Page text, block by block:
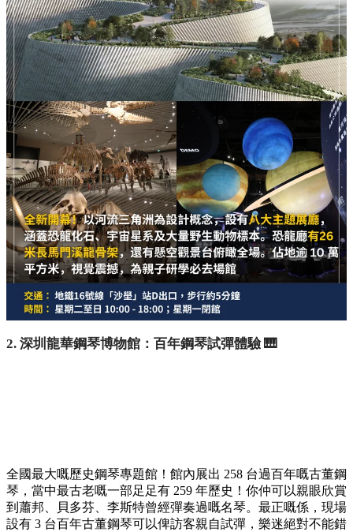
1. 深圳自然博物館：26米恐龍骨架！7月28日新開幕 🦖
今年 7 月 28 日全新開幕嘅超大型展館，佔地逾 10 萬平方米，
視覺超級震撼！建築以河流三角洲為設計概念，設有 8 大主題
展廳，涵蓋恐龍化石、宇宙星系及大量野生動物標本。最矚目
必定係恐龍廳入面一具 26 米長嘅馬門溪龍骨架，仲有懸空觀
景台可以俯瞰全場，絕對係親子研學必去場館！
交通：地鐵 16 號線「沙壆」站 D 出口，步行約 5 分鐘
時間：星期二至日 10:00 - 18:00；星期一閉館
🎟️ 預約連結/方法：透過微信小程序搜尋「深圳自然博
物館」進行實名預約。